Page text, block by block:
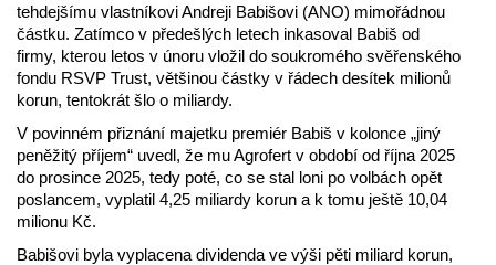
tehdejšímu vlastníkovi Andreji Babišovi (ANO) mimořádnou
částku. Zatímco v předešlých letech inkasoval Babiš od
firmy, kterou letos v únoru vložil do soukromého svěřenského
fondu RSVP Trust, většinou částky v řádech desítek milionů
korun, tentokrát šlo o miliardy.
V povinném přiznání majetku premiér Babiš v kolonce „jiný
peněžitý příjem“ uvedl, že mu Agrofert v období od října 2025
do prosince 2025, tedy poté, co se stal loni po volbách opět
poslancem, vyplatil 4,25 miliardy korun a k tomu ještě 10,04
milionu Kč.
Babišovi byla vyplacena dividenda ve výši pěti miliard korun,